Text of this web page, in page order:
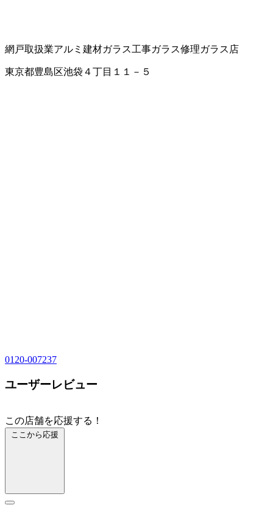
網戸取扱業アルミ建材ガラス工事ガラス修理ガラス店
東京都豊島区池袋４丁目１１－５
0120-007237
ユーザーレビュー
この店舗を応援する！
ここから応援